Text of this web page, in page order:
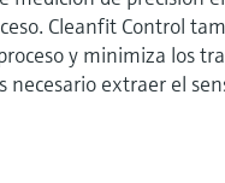
Cleanfit Control
y minimiza los
extraer el